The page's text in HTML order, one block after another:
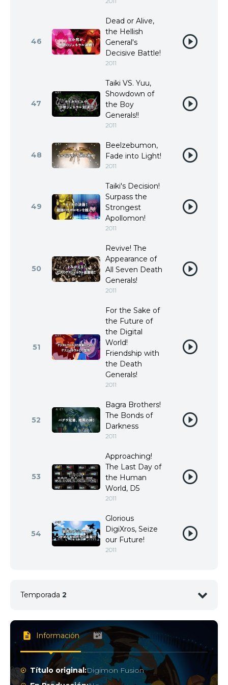
46
Dead or Alive,
the Hellish
General's
Decisive Battle!
2011
47
Taiki VS. Yuu,
Showdown of
the Boy
Generals!!
2011
48
Beelzebumon,
Fade into Light!
2011
49
Taiki's Decision!
Surpass the
Strongest
Apollomon!
2011
50
Revive! The
Appearance of
All Seven Death
Generals!
2011
51
For the Sake of
the Future of
the Digital
World!
Friendship with
the Death
Generals!
2011
52
Bagra Brothers!
The Bonds of
Darkness
2011
53
Approaching!
The Last Day of
the Human
World, D5
2011
54
Glorious
DigiXros, Seize
our Future!
2011
Temporada 2
1 <img src="//image.tmdb.org/t/p/w92/
2 <img src="//image.tmdb.org/t/p/w92/
Información
Título original:Digimon Fusion